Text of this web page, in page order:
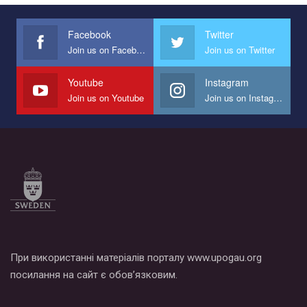
Facebook
Join us on Facebook
Twitter
Join us on Twitter
Youtube
Join us on Youtube
Instagram
Join us on Instagram
При використанні матеріалів порталу www.upogau.org
посилання на сайт є обов’язковим.